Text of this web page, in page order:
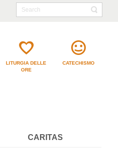
LITURGIA DELLE
ORE
CATECHISMO
CARITAS